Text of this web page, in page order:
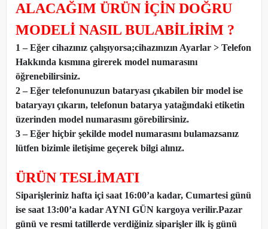
ALACAĞIM ÜRÜN İÇİN DOĞRU
MODELİ NASIL BULABİLİRİM ?
1 – Eğer cihazınız çalışıyorsa;cihazınızın Ayarlar > Telefon
Hakkında kısmına girerek model numarasını
öğrenebilirsiniz.
2 – Eğer telefonunuzun bataryası çıkabilen bir model ise
bataryayı çıkarın, telefonun batarya yatağındaki etiketin
üzerinden model numarasını görebilirsiniz.
3 – Eğer hiçbir şekilde model numarasını bulamazsanız
lütfen bizimle iletişime geçerek bilgi alınız.
ÜRÜN TESLİMATI
Siparişleriniz hafta içi saat 16:00’a kadar, Cumartesi günü
ise saat 13:00’a kadar AYNI GÜN kargoya verilir.Pazar
günü ve resmi tatillerde verdiğiniz siparişler ilk iş günü